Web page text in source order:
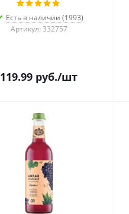
Есть в наличии (1993)
Артикул: 332757
119.99 руб./шт